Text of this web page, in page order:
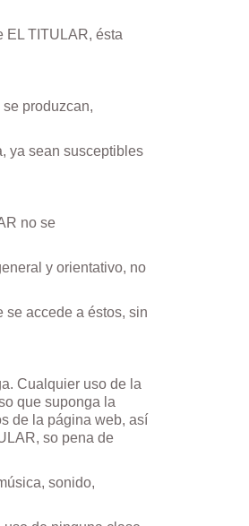
EL TITULAR, ésta
produzcan,
ya sean susceptibles
no se
y orientativo, no
se accede a éstos, sin
Cualquier uso de la
que suponga la
de la página web, así
so pena de
sonido,